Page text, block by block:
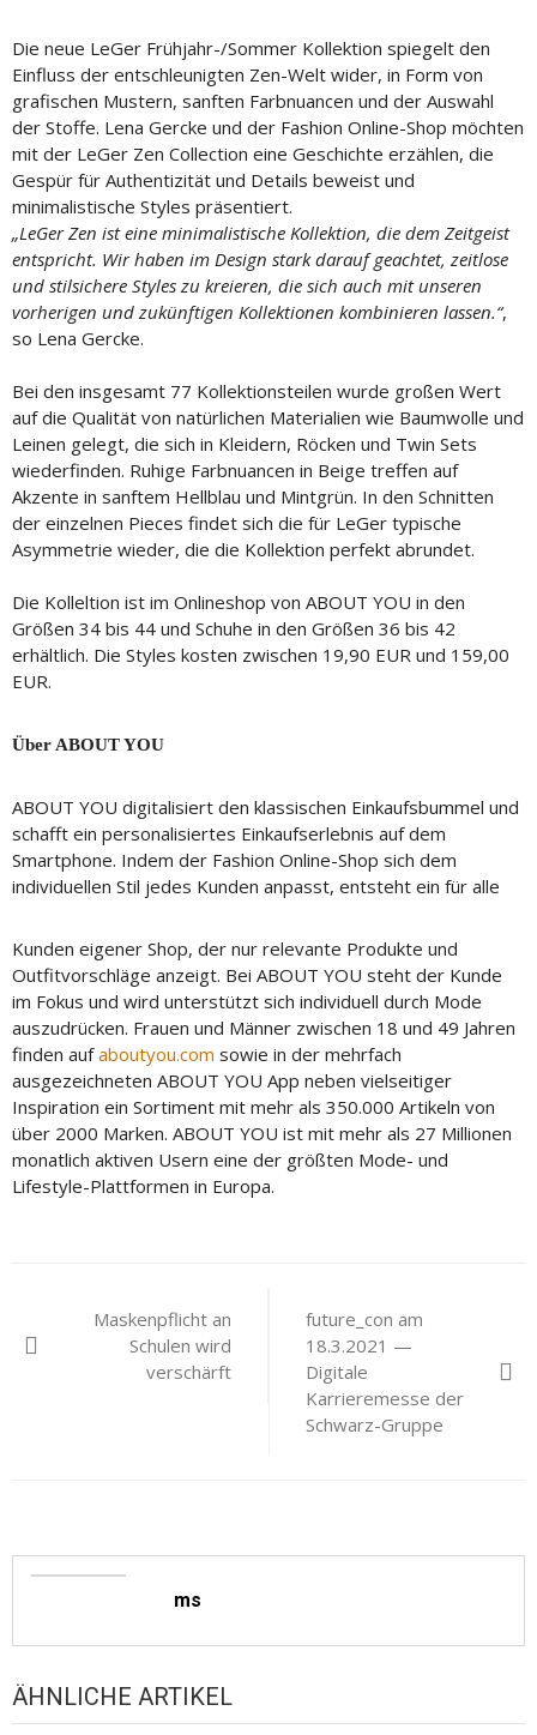
Die neue LeGer Frühjahr-/Sommer Kollektion spiegelt den
Einfluss der entschleunigten Zen-Welt wider, in Form von
grafischen Mustern, sanften Farbnuancen und der Auswahl
der Stoffe. Lena Gercke und der Fashion Online-Shop möchten
mit der LeGer Zen Collection eine Geschichte erzählen, die
Gespür für Authentizität und Details beweist und
minimalistische Styles präsentiert.
„LeGer Zen ist eine minimalistische Kollektion, die dem Zeitgeist
entspricht. Wir haben im Design stark darauf geachtet, zeitlose
und stilsichere Styles zu kreieren, die sich auch mit unseren
vorherigen und zukünftigen Kollektionen kombinieren lassen.“,
so Lena Gercke.
Bei den insgesamt 77 Kollektionsteilen wurde großen Wert
auf die Qualität von natürlichen Materialien wie Baumwolle und
Leinen gelegt, die sich in Kleidern, Röcken und Twin Sets
wiederfinden. Ruhige Farbnuancen in Beige treffen auf
Akzente in sanftem Hellblau und Mintgrün. In den Schnitten
der einzelnen Pieces findet sich die für LeGer typische
Asymmetrie wieder, die die Kollektion perfekt abrundet.
Die Kolleltion ist im Onlineshop von ABOUT YOU in den
Größen 34 bis 44 und Schuhe in den Größen 36 bis 42
erhältlich. Die Styles kosten zwischen 19,90 EUR und 159,00
EUR.
Über ABOUT YOU
ABOUT YOU digitalisiert den klassischen Einkaufsbummel und
schafft ein personalisiertes Einkaufserlebnis auf dem
Smartphone. Indem der Fashion Online-Shop sich dem
individuellen Stil jedes Kunden anpasst, entsteht ein für alle
Kunden eigener Shop, der nur relevante Produkte und
Outfitvorschläge anzeigt. Bei ABOUT YOU steht der Kunde
im Fokus und wird unterstützt sich individuell durch Mode
auszudrücken. Frauen und Männer zwischen 18 und 49 Jahren
finden aufaboutyou.com sowie in der mehrfach
ausgezeichneten ABOUT YOU App neben vielseitiger
Inspiration ein Sortiment mit mehr als 350.000 Artikeln von
über 2000 Marken. ABOUT YOU ist mit mehr als 27 Millionen
monatlich aktiven Usern eine der größten Mode- und
Lifestyle-Plattformen in Europa.
Maskenpflicht an
Schulen wird
verschärft
future_con am
18.3.2021 —
Digitale
Karrieremesse der
Schwarz-Gruppe
ms
ÄHNLICHE ARTIKEL